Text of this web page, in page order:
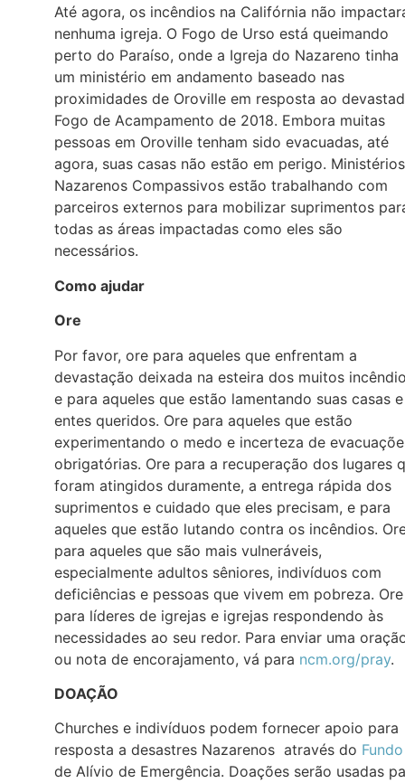
Até agora, os incêndios na Califórnia não
nenhuma igreja. O Fogo de Urso está queimando
perto do Paraíso, onde a Igreja do Nazareno tinha
um ministério em andamento baseado nas
proximidades de Oroville em resposta ao
Fogo de Acampamento de 2018. Embora muitas
pessoas em Oroville tenham sido evacuadas, até
agora, suas casas não estão em perigo. Ministérios
Nazarenos Compassivos estão trabalhando com
parceiros externos para mobilizar suprimentos
todas as áreas impactadas como eles são
necessários.
Como ajudar
Ore
Por favor, ore para aqueles que enfrentam a
devastação deixada na esteira dos muitos
e para aqueles que estão lamentando suas casas e
entes queridos. Ore para aqueles que estão
experimentando o medo e incerteza de
obrigatórias. Ore para a recuperação dos lugares
foram atingidos duramente, a entrega rápida dos
suprimentos e cuidado que eles precisam, e para
aqueles que estão lutando contra os incêndios.
para aqueles que são mais vulneráveis,
especialmente adultos sêniores, indivíduos com
deficiências e pessoas que vivem em pobreza. Ore
para líderes de igrejas e igrejas respondendo às
necessidades ao seu redor. Para enviar uma
ou nota de encorajamento, vá para ncm.org/pray.
DOAÇÃO
Churches e indivíduos podem fornecer apoio para
resposta a desastres Nazarenos através do Fundo
de Alívio de Emergência. Doações serão usadas